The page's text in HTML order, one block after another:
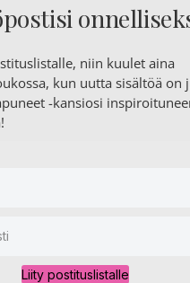
niin kuulet aina
kun uutta sisältöä on
-kansiosi
Liity postituslistalle